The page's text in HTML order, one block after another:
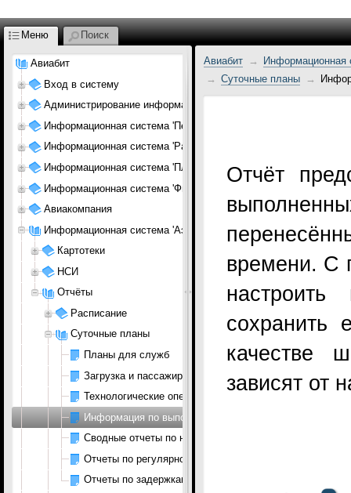
Меню Поиск
Авиабит
Вход в систему
Администрирование информационной системы
Информационная система 'Персонал АК'
Информационная система 'Расписание'
Информационная система 'Планирование АК'
Информационная система 'Финансы АК'
Авиакомпания
Информационная система 'Аэропорт'
Картотеки
НСИ
Отчёты
Расписание
Суточные планы
Планы для служб
Загрузка и пассажиры
Технологические операции
Информация по выполненным рейсам
Сводные отчеты по налету, отправкам и прибытиям
Отчеты по регулярности
Отчеты по задержкам рейсов
Авиабит
Информационная
Суточные планы
Отчёт
времени. С
сохранить
качестве
зависят от